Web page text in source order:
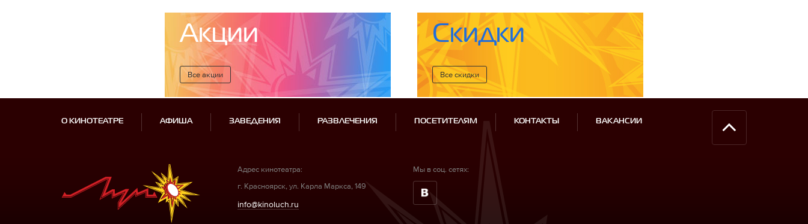
Акции
Все акции
Скидки
Все cкидки
О КИНОТЕАТРЕ АФИША ЗАВЕДЕНИЯ РАЗВЛЕЧЕНИЯ ПОСЕТИТЕЛЯМ КОНТАКТЫ ВАКАНСИИ
Адрес кинотеатра:
г. Красноярск, ул. Карла Маркса, 149
info@kinoluch.ru
Мы в соц. сетях: